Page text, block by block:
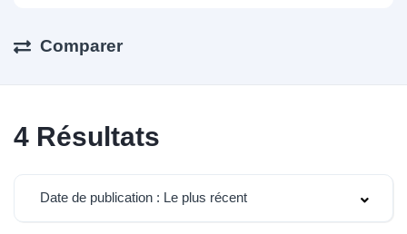
Comparer
4 Résultats
Date de publication : Le plus récent